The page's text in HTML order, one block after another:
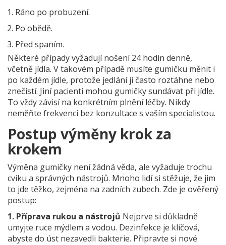
Ráno po probuzení.
Po obědě.
Před spaním.
Některé případy vyžadují nošení 24 hodin denně,
včetně jídla. V takovém případě musíte gumičku měnit i
po každém jídle, protože jedlání ji často roztáhne nebo
znečistí. Jiní pacienti mohou gumičky sundávat při jídle.
To vždy závisí na konkrétním plnění léčby. Nikdy
neměňte frekvenci bez konzultace s vaším specialistou.
Postup výměny krok za
krokem
Výměna gumičky není žádná věda, ale vyžaduje trochu
cviku a správných nástrojů. Mnoho lidí si stěžuje, že jim
to jde těžko, zejména na zadních zubech. Zde je ověřený
postup:
1. Příprava rukou a nástrojů Nejprve si důkladně
umyjte ruce mýdlem a vodou. Dezinfekce je klíčová,
abyste do úst nezavedli bakterie. Připravte si nové